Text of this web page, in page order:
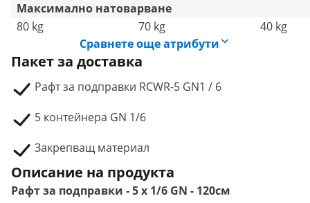
Максимално натоварване
80 kg
70 kg
40 kg
Сравнете още атрибути
Пакет за доставка
Рафт за подправки RCWR-5 GN1 / 6
5 контейнера GN 1/6
Закрепващ материал
Описание на продукта
Рафт за подправки - 5 x 1/6 GN - 120см